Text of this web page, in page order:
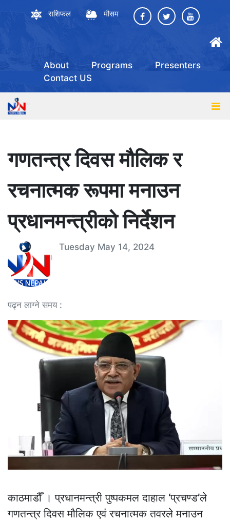
राशिफल मौसम
About Programs
Presenters
Contact US
गणतन्त्र दिवस मौलिक र
रचनात्मक रूपमा मनाउन
प्रधानमन्त्रीको निर्देशन
Tuesday May 14, 2024
पढ्न लाग्ने समय :
काठमाडौँ । प्रधानमन्त्री पुष्पकमल दाहाल ‘प्रचण्ड’ले
गणतन्त्र दिवस मौलिक एवं रचनात्मक तवरले मनाउन